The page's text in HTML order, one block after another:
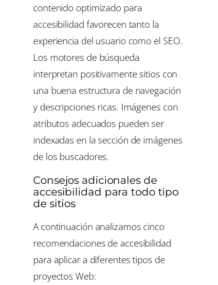
contenido optimizado para
accesibilidad favorecen tanto la
experiencia del usuario como el SEO.
Los motores de búsqueda
interpretan positivamente sitios con
una buena estructura de navegación
y descripciones ricas. Imágenes con
atributos adecuados pueden ser
indexadas en la sección de imágenes
de los buscadores.
Consejos adicionales de
accesibilidad para todo tipo
de sitios
A continuación analizamos cinco
recomendaciones de accesibilidad
para aplicar a diferentes tipos de
proyectos Web: